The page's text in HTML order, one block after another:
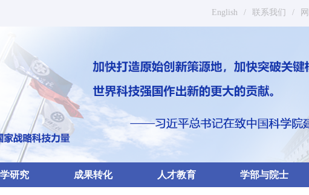
English / 联系我们 /
研究 成果转化 人才教育 学部与院士